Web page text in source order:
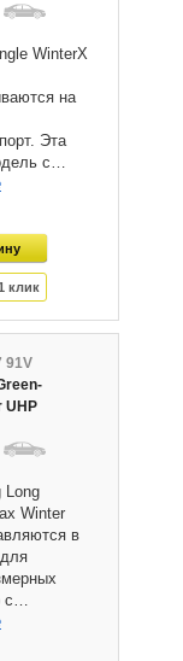
WinterX
на
Эта
с…
91V
UHP
Long
Winter
в